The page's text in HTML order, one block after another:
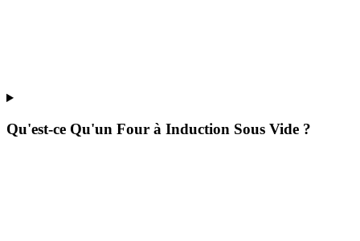
Qu'est-ce Qu'un Four à Induction Sous Vide ?